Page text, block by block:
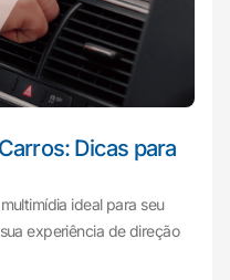
Dicas para
ideal para seu
experiência de direção